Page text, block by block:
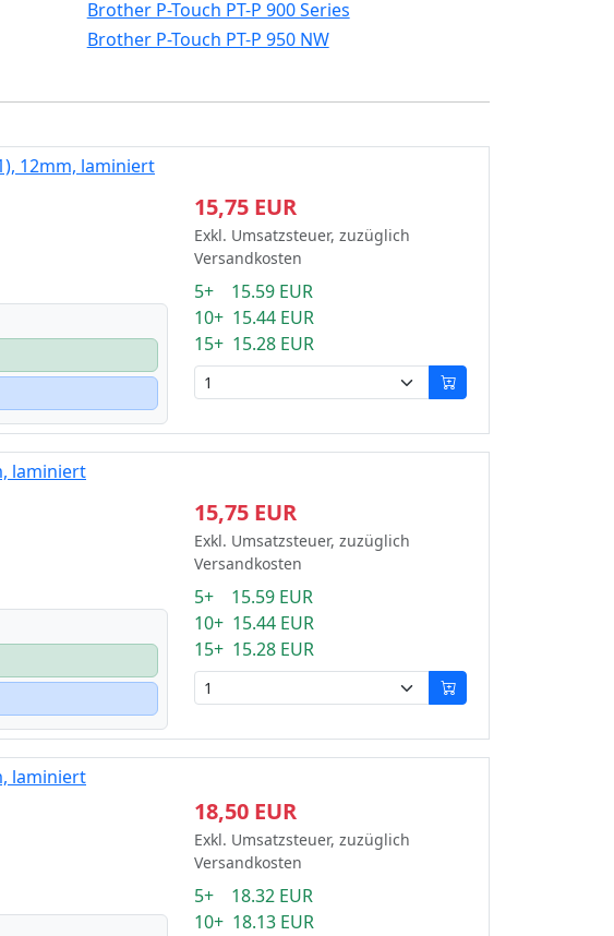
Brother P-Touch PT-P 900 Series
Brother P-Touch PT-P 950 NW
12mm, laminiert
15,75 EUR
Exkl. Umsatzsteuer, zuzüglich
Versandkosten
5+ 15.59 EUR
10+ 15.44 EUR
15+ 15.28 EUR
laminiert
15,75 EUR
Exkl. Umsatzsteuer, zuzüglich
Versandkosten
5+ 15.59 EUR
10+ 15.44 EUR
15+ 15.28 EUR
laminiert
18,50 EUR
Exkl. Umsatzsteuer, zuzüglich
Versandkosten
5+ 18.32 EUR
10+ 18.13 EUR